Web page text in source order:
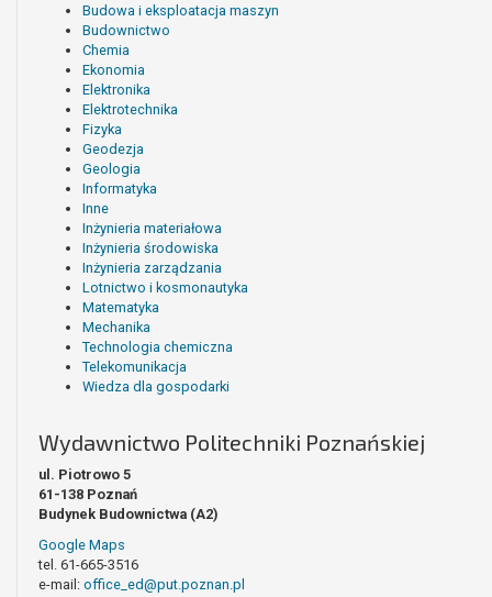
Budowa i eksploatacja maszyn
Budownictwo
Chemia
Ekonomia
Elektronika
Elektrotechnika
Fizyka
Geodezja
Geologia
Informatyka
Inne
Inżynieria materiałowa
Inżynieria środowiska
Inżynieria zarządzania
Lotnictwo i kosmonautyka
Matematyka
Mechanika
Technologia chemiczna
Telekomunikacja
Wiedza dla gospodarki
Wydawnictwo Politechniki Poznańskiej
ul. Piotrowo 5
61-138 Poznań
Budynek Budownictwa (A2)
Google Maps
tel. 61-665-3516
e-mail: office_ed@put.poznan.pl